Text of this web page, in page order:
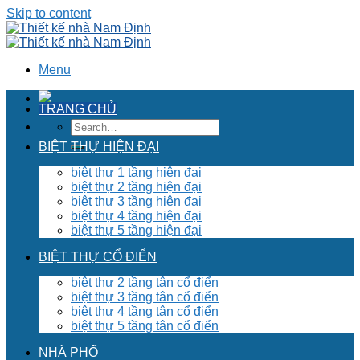
Skip to content
Menu
TRANG CHỦ
BIỆT THỰ HIỆN ĐẠI
biệt thự 1 tầng hiện đại
biệt thự 2 tầng hiện đại
biệt thự 3 tầng hiện đại
biệt thự 4 tầng hiện đại
biệt thự 5 tầng hiện đại
BIỆT THỰ CỔ ĐIỂN
biệt thự 2 tầng tân cổ điển
biệt thự 3 tầng tân cổ điển
biệt thự 4 tầng tân cổ điển
biệt thự 5 tầng tân cổ điển
NHÀ PHỐ